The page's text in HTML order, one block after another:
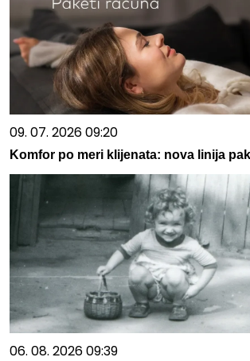
09. 07. 2026 09:20
Komfor po meri klijenata: nova linija
06. 08. 2026 09:39